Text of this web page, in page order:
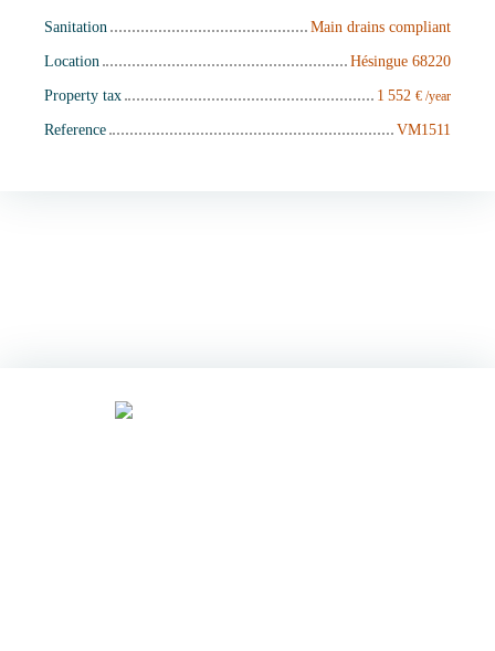
Sanitation
Main drains compliant
Location
Hésingue 68220
Property tax
1 552 € /year
Reference VM1511